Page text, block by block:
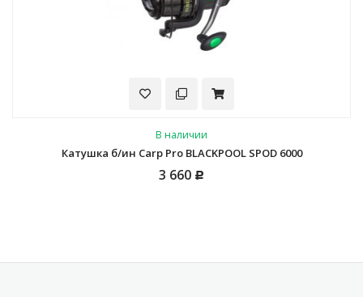
В наличии
Катушка б/ин Carp Pro BLACKPOOL SPOD 6000
3 660 Р